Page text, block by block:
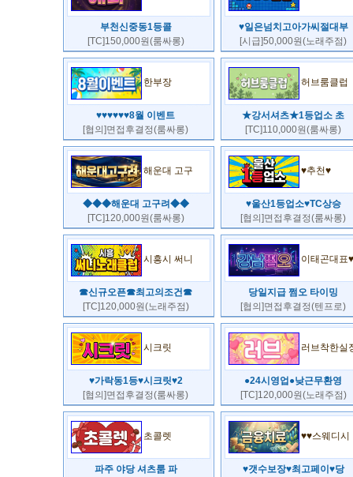
부천신중동1등콜
[TC]150,000원(룸싸롱)
♥일은넘치고아가씨절대부
[시급]50,000원(노래주점)
한부장
♥♥♥♥♥♥8월 이벤트
[협의]면접후결정(룸싸롱)
허브룸클럽
★강서셔츠★1등업소 초
[TC]110,000원(룸싸롱)
해운대 고구
◆◆◆해운대 고구려◆◆
[TC]120,000원(룸싸롱)
♥추천♥
♥울산1등업소♥TC상승
[협의]면접후결정(룸싸롱)
시흥시 써니
☎신규오픈☎최고의조건☎
[TC]120,000원(노래주점)
이태곤대표♥
당일지급 쩜오 타이밍
[협의]면접후결정(텐프로)
시크릿
♥가락동1등♥시크릿♥2
[협의]면접후결정(룸싸롱)
러브착한실
●24시영업●낮근무환영
[TC]120,000원(노래주점)
초콜렛
파주 야당 셔츠룸 파
♥♥스웨디시
♥갯수보장♥최고페이♥당